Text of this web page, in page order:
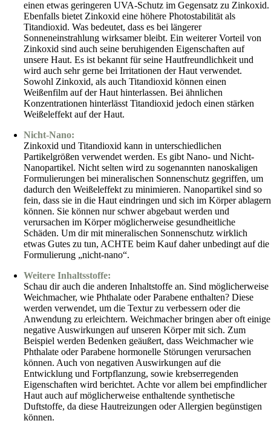
einen etwas geringeren UVA-Schutz im Gegensatz zu Zinkoxid.
Ebenfalls bietet Zinkoxid eine höhere Photostabilität als
Titandioxid. Was bedeutet, dass es bei längerer
Sonneneinstrahlung wirksamer bleibt. Ein weiterer Vorteil von
Zinkoxid sind auch seine beruhigenden Eigenschaften auf
unsere Haut. Es ist bekannt für seine Hautfreundlichkeit und
wird auch sehr gerne bei Irritationen der Haut verwendet.
Sowohl Zinkoxid, als auch Titandioxid können einen
Weißenfilm auf der Haut hinterlassen. Bei ähnlichen
Konzentrationen hinterlässt Titandioxid jedoch einen stärken
Weißeleffekt auf der Haut.
Nicht-Nano:
Zinkoxid und Titandioxid kann in unterschiedlichen
Partikelgrößen verwendet werden. Es gibt Nano- und Nicht-
Nanopartikel. Nicht selten wird zu sogenannten nanoskaligen
Formulierungen bei mineralischen Sonnenschutz gegriffen, um
dadurch den Weißeleffekt zu minimieren. Nanopartikel sind so
fein, dass sie in die Haut eindringen und sich im Körper ablagern
können. Sie können nur schwer abgebaut werden und
verursachen im Körper möglicherweise gesundheitliche
Schäden. Um dir mit mineralischen Sonnenschutz wirklich
etwas Gutes zu tun, ACHTE beim Kauf daher unbedingt auf die
Formulierung „nicht-nano“.
Weitere Inhaltsstoffe:
Schau dir auch die anderen Inhaltstoffe an. Sind möglicherweise
Weichmacher, wie Phthalate oder Parabene enthalten? Diese
werden verwendet, um die Textur zu verbessern oder die
Anwendung zu erleichtern. Weichmacher bringen aber oft einige
negative Auswirkungen auf unseren Körper mit sich. Zum
Beispiel werden Bedenken geäußert, dass Weichmacher wie
Phthalate oder Parabene hormonelle Störungen verursachen
können. Auch von negativen Auswirkungen auf die
Entwicklung und Fortpflanzung, sowie krebserregenden
Eigenschaften wird berichtet. Achte vor allem bei empfindlicher
Haut auch auf möglicherweise enthaltende synthetische
Duftstoffe, da diese Hautreizungen oder Allergien begünstigen
können.